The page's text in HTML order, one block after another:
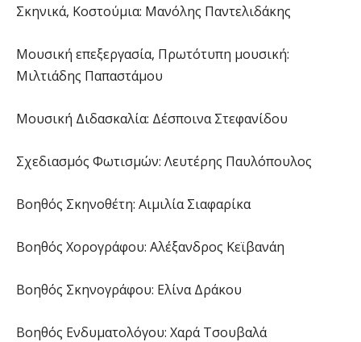
Σκηνικά, Κοστούμια: Μανόλης Παντελιδάκης
Μουσική επεξεργασία, Πρωτότυπη μουσική:
Μιλτιάδης Παπαστάμου
Μουσική Διδασκαλία: Δέσποινα Στεφανίδου
Σχεδιασμός Φωτισμών: Λευτέρης Παυλόπουλος
Βοηθός Σκηνοθέτη: Αιμιλία Σιαφαρίκα
Βοηθός Χορογράφου: Αλέξανδρος Κεϊβανάη
Βοηθός Σκηνογράφου: Ελίνα Δράκου
Βοηθός Ενδυματολόγου: Χαρά Τσουβαλά